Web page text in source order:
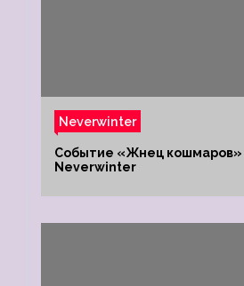
Neverwinter
Событие «Жнец кошмаров»
Neverwinter